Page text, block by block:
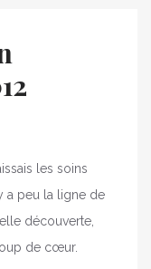
les soins
a peu la ligne de
découverte,
de cœur.